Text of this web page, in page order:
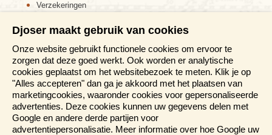
Verzekeringen
Disclaimer
Cookiebeleid
Privacy verklaring
Reis en boek met Djoser zekerheid
Meer weten?
Brochure aanvragen
Djoser maakt gebruik van cookies
Onze website gebruikt functionele cookies om ervoor te
zorgen dat deze goed werkt. Ook worden er analytische
cookies geplaatst om het websitebezoek te meten. Klik je op
"Alles accepteren" dan ga je akkoord met het plaatsen van
marketingcookies, waaronder cookies voor gepersonaliseerde
advertenties. Deze cookies kunnen uw gegevens delen met
Google en andere derde partijen voor
advertentiepersonalisatie. Meer informatie over hoe Google uw